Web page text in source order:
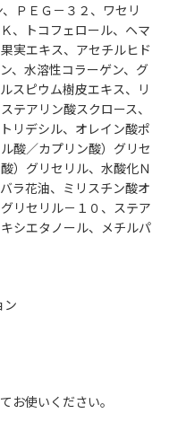
ＰＥＧ－３２、ワセリ
、トコフェロール、ヘマ
実エキス、アセチルヒド
、水溶性コラーゲン、グ
スピウム樹皮エキス、リ
テアリン酸スクロース、
リデシル、オレイン酸ポ
酸／カプリン酸）グリセ
）グリセリル、水酸化Ｎ
ラ花油、ミリスチン酸オ
リセリル－１０、ステア
シエタノール、メチルパ
ン
お使いください。